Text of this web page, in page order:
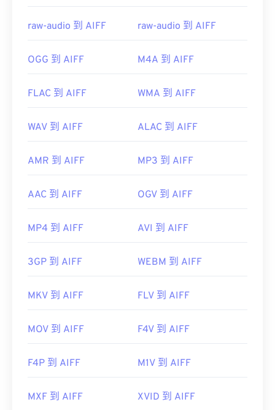
raw-audio 到 AIFF raw-audio 到 AIFF
OGG 到 AIFF M4A 到 AIFF
FLAC 到 AIFF WMA 到 AIFF
WAV 到 AIFF ALAC 到 AIFF
AMR 到 AIFF MP3 到 AIFF
AAC 到 AIFF OGV 到 AIFF
MP4 到 AIFF AVI 到 AIFF
3GP 到 AIFF WEBM 到 AIFF
MKV 到 AIFF FLV 到 AIFF
MOV 到 AIFF F4V 到 AIFF
F4P 到 AIFF M1V 到 AIFF
MXF 到 AIFF XVID 到 AIFF